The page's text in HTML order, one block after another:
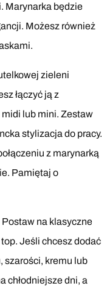
Marynarka będzie
Możesz również
zieleni
łączyć ją z
lub mini. Zestaw
stylizacja do pracy.
z marynarką
Pamiętaj o
na klasyczne
Jeśli chcesz dodać
szarości, kremu lub
chłodniejsze dni, a